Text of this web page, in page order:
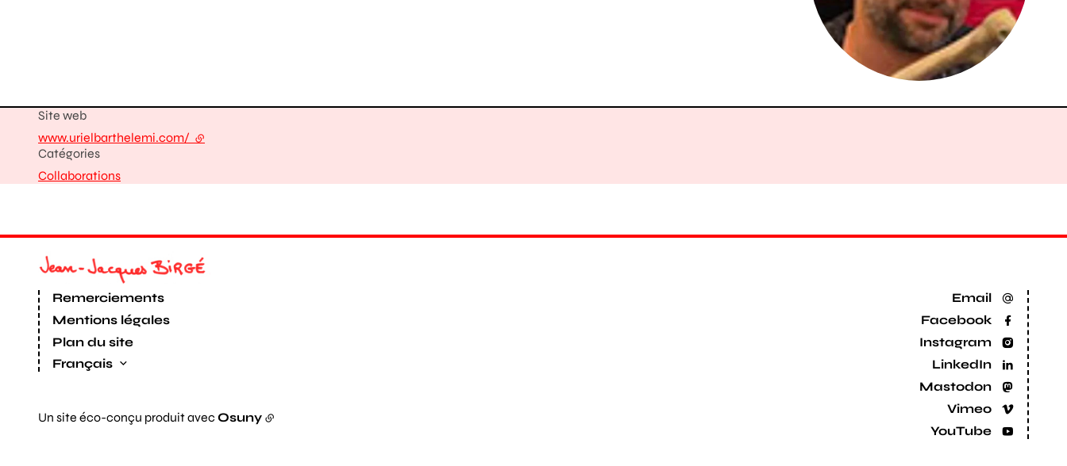
Catégories
Collaborations
Site web
www.urielbarthelemi.com/ - lien externe
Email
Facebook
Instagram
LinkedIn
Mastodon
Vimeo
YouTube
Remerciements
Mentions légales
Plan du site
Français
Un site éco-conçu produit avec Osuny